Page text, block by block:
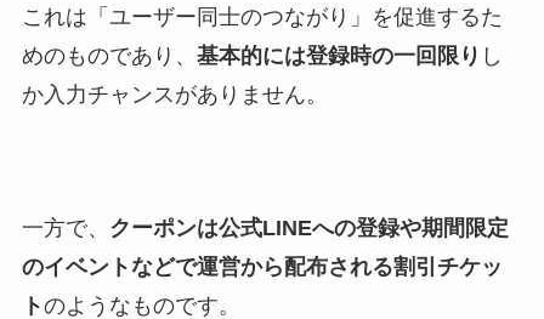
これは「ユーザー同士のつながり」を促進するた
めのものであり、 基本的には登録時の一回限り し
か入力チャンスがありません。
一方で、 クーポンは公式LINEへの登録や期間限定
のイベントなどで運営から配布される割引チケッ
トのようなものです。